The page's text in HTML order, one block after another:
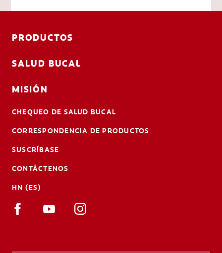
PRODUCTOS
SALUD BUCAL
MISIÓN
CHEQUEO DE SALUD BUCAL
CORRESPONDENCIA DE PRODUCTOS
SUSCRÍBASE
CONTÁCTENOS
HN (ES)